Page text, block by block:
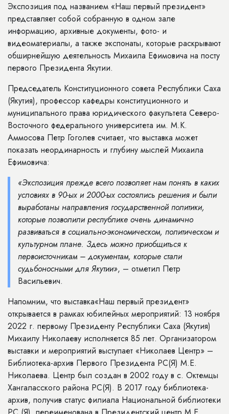
Экспозиция под названием «Наш первый президент»
представляет собой собранную в одном зале
информацию, архивные документы, фото- и
видеоматериалы, а также экспонаты, которые раскрывают
обширнейшую деятельность Михаила Ефимовича на посту
первого Президента Якутии.
Председатель Конституционного совета Республики Саха
(Якутия), профессор кафедры конституционного и
муниципального права юридического факультета Северо-
Восточного федерального университета им. М.К.
Аммосова Петр Гоголев считает, что выставка может
показать неординарность и глубину мыслей Михаила
Ефимовича:
«Экспозиция прежде всего позволяет нам понять в каких
условиях в 90-ых и 2000-ых состоялись решения и были
выработаны направления государственной политики,
которые позволили республике очень динамично
развиваться в социально-экономическом, политическом и
культурном плане. Здесь можно приобщиться к
первоисточникам – документам, которые стали
судьбоносными для Якутии», – отметил Петр
Васильевич.
Напомним, что выставка«Наш первый президент»
открывается в рамках юбилейных мероприятий: 13 ноября
2022 г. первому Президенту Республики Саха (Якутия)
Михаилу Николаеву исполняется 85 лет. Организатором
выставки и мероприятий выступает «Николаев Центр» –
Библиотека-архив Первого Президента РС(Я) М.Е.
Николаева. Центр был создан в 2002 году в с. Октемцы
Хангаласского района РС(Я). В 2017 году библиотека-
архив, получив статус филиала Национальной библиотеки